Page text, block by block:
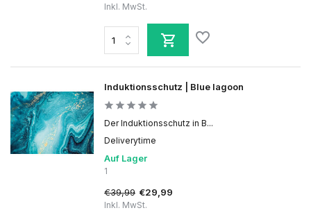
Inkl. MwSt.
Induktionsschutz | Blue lagoon
Der Induktionsschutz in B...
Deliverytime
Auf Lager
1
€39,99 €29,99
Inkl. MwSt.